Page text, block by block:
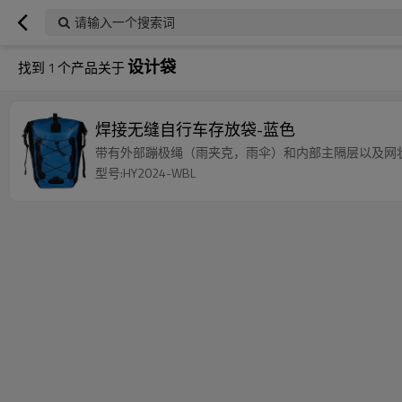
请输入一个搜索词
找到 1 个产品关于设计袋
焊接无缝自行车存放袋-蓝色
带有外部蹦极绳（雨夹克，雨伞）和内部主隔层以及网
型号:HY2024-WBL